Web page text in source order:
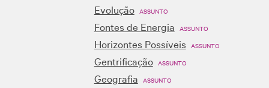
Evolução ASSUNTO
Fontes de Energia ASSUNTO
Horizontes Possíveis ASSUNTO
Gentrificação ASSUNTO
Geografia ASSUNTO